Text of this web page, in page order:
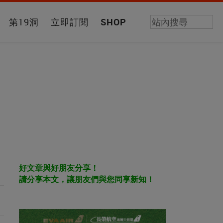
第19洞 立即訂閱 SHOP
好文章與好朋友分享！
請分享本文，讓朋友們與您同享新知！